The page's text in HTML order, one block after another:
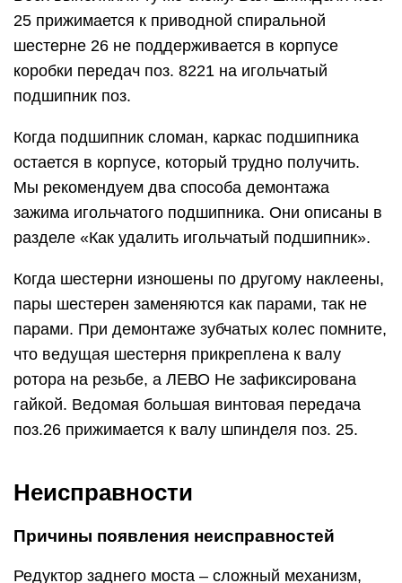
25 прижимается к приводной спиральной
шестерне 26 не поддерживается в корпусе
коробки передач поз. 8221 на игольчатый
подшипник поз.
Когда подшипник сломан, каркас подшипника
остается в корпусе, который трудно получить.
Мы рекомендуем два способа демонтажа
зажима игольчатого подшипника. Они описаны в
разделе «Как удалить игольчатый подшипник».
Когда шестерни изношены по другому наклеены,
пары шестерен заменяются как парами, так не
парами. При демонтаже зубчатых колес помните,
что ведущая шестерня прикреплена к валу
ротора на резьбе, а ЛЕВО Не зафиксирована
гайкой. Ведомая большая винтовая передача
поз.26 прижимается к валу шпинделя поз. 25.
Неисправности
Причины появления неисправностей
Редуктор заднего моста – сложный механизм,